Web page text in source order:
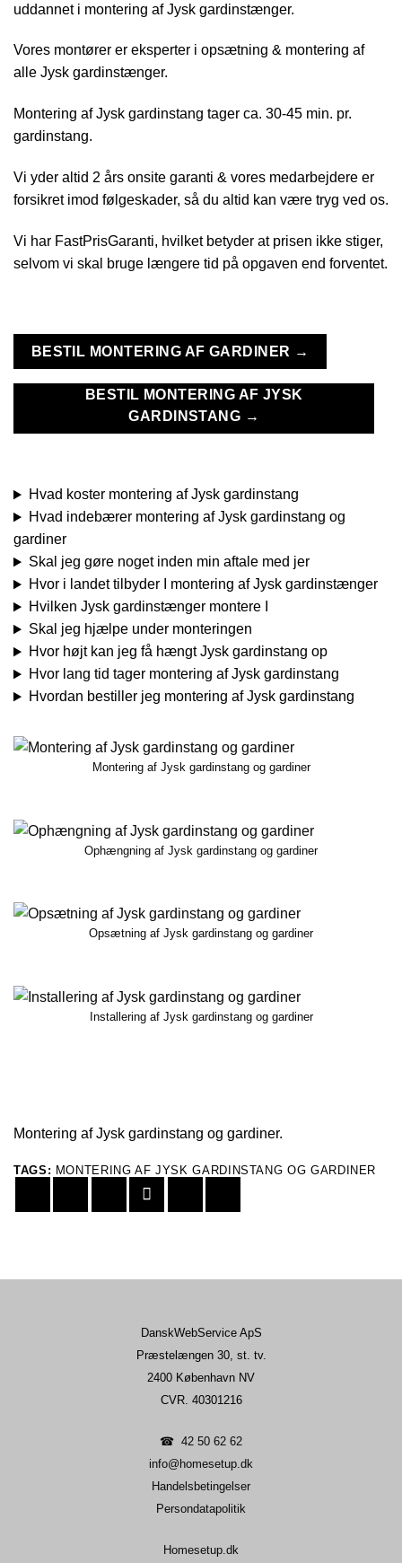
uddannet i montering af Jysk gardinstænger.
Vores montører er eksperter i opsætning & montering af
alle Jysk gardinstænger.
Montering af Jysk gardinstang tager ca. 30-45 min. pr.
gardinstang.
Vi yder altid 2 års onsite garanti & vores medarbejdere er
forsikret imod følgeskader, så du altid kan være tryg ved os.
Vi har FastPrisGaranti, hvilket betyder at prisen ikke stiger,
selvom vi skal bruge længere tid på opgaven end forventet.
BESTIL MONTERING AF GARDINER →
BESTIL MONTERING AF JYSK
GARDINSTANG →
Hvad koster montering af Jysk gardinstang
Hvad indebærer montering af Jysk gardinstang og
gardiner
Skal jeg gøre noget inden min aftale med jer
Hvor i landet tilbyder I montering af Jysk gardinstænger
Hvilken Jysk gardinstænger montere I
Skal jeg hjælpe under monteringen
Hvor højt kan jeg få hængt Jysk gardinstang op
Hvor lang tid tager montering af Jysk gardinstang
Hvordan bestiller jeg montering af Jysk gardinstang
Montering af Jysk gardinstang og gardiner
Ophængning af Jysk gardinstang og gardiner
Opsætning af Jysk gardinstang og gardiner
Installering af Jysk gardinstang og gardiner
Montering af Jysk gardinstang og gardiner.
TAGS: MONTERING AF JYSK GARDINSTANG OG GARDINER
DanskWebService ApS
Præstelængen 30, st. tv.
2400 København NV
CVR. 40301216
☎︎ 42 50 62 62
info@homesetup.dk
Handelsbetingelser
Persondatapolitik
Homesetup.dk